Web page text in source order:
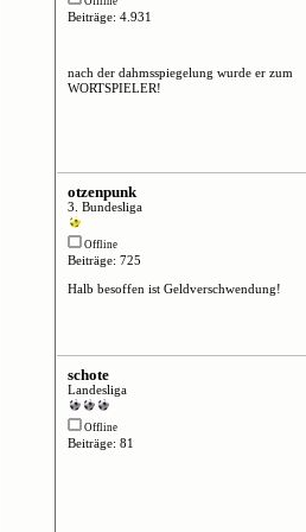
Beiträge: 4.931
nach der dahmsspiegelung wurde er zum
WORTSPIELER!
otzenpunk
3. Bundesliga
Offline
Beiträge: 725
Halb besoffen ist Geldverschwendung!
schote
Landesliga
Offline
Beiträge: 81